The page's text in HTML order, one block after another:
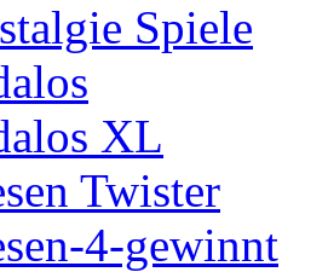
Spiele
XL
Twister
4-gewinnt